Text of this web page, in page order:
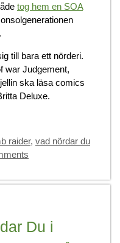
tog hem en SOA
till bara ett nörderi.
war Judgement,
ska läsa comics
Deluxe.
raider, vad nördar du
Du i